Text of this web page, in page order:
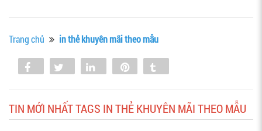
Trang chủ in thẻ khuyên mãi theo mẫu
Share Tweet Share
TIN MỚI NHẤT TAGS IN THẺ KHUYÊN MÃI THEO MẪU